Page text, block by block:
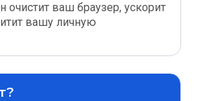
очистит ваш браузер, ускорит
вашу личную